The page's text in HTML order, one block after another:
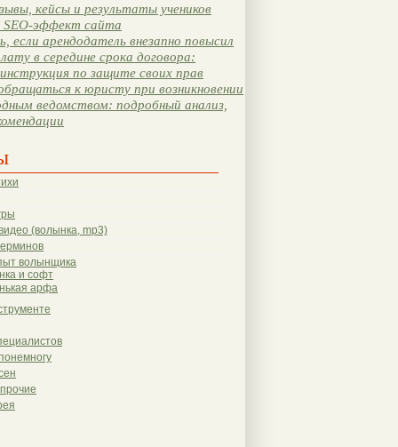
кейсы и результаты учеников
SEO-эффект сайта
если арендодатель внезапно повысил
в середине срока договора:
по защите своих прав
к юристу при возникновении
ведомством: подробный анализ,
(волынка, mp3)
волынщика
и софт
арфа